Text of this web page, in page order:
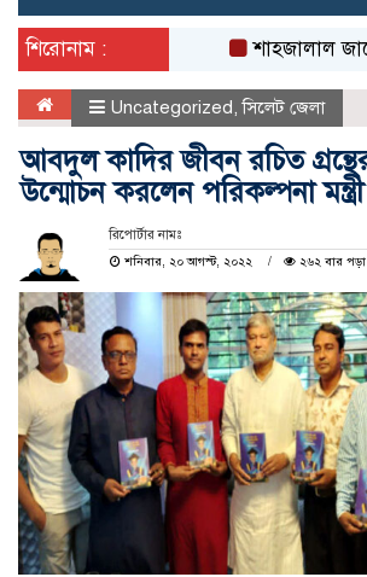
শিরোনাম :
শাহজালাল জামেয়া
Uncategorized,সিলেট জেলা
আবদুল কাদির জীবন রচিত
উন্মোচন করলেন পরিকল্পনা মন্ত্রী
রিপোর্টার নামঃ
শনিবার, ২০ আগস্ট, ২০২২
২৬২ বার পড়া